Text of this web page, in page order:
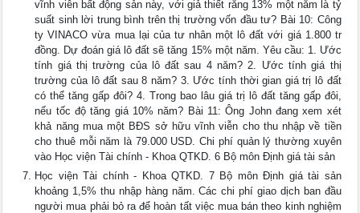
vĩnh viễn bất động sản này, với giả thiết rằng 13% một năm là tỷ
suất sinh lời trung bình trên thị trường vốn đầu tư? Bài 10: Công
ty VINACO vừa mua lại của tư nhân một lô đất với giá 1.800 tr
đồng. Dự đoán giá lô đất sẽ tăng 15% một năm. Yêu cầu: 1. Ước
tính giá thị trường của lô đất sau 4 năm? 2. Ước tính giá thị
trường của lô đất sau 8 năm? 3. Ước tính thời gian giá trị lô đất
có thể tăng gấp đôi? 4. Trong bao lâu giá trị lô đất tăng gấp đôi,
nếu tốc độ tăng giá 10% năm? Bài 11: Ông John đang xem xét
khả năng mua một BĐS sở hữu vĩnh viễn cho thu nhập về tiền
cho thuê mỗi năm là 79.000 USD. Chi phí quản lý thường xuyên
vào Học viện Tài chính - Khoa QTKD. 6 Bộ môn Định giá tài sản
Học viện Tài chính - Khoa QTKD. 7 Bộ môn Định giá tài sản
khoảng 1,5% thu nhập hàng năm. Các chi phí giao dịch ban đầu
người mua phải bỏ ra để hoàn tất việc mua bán theo kinh nghiệm